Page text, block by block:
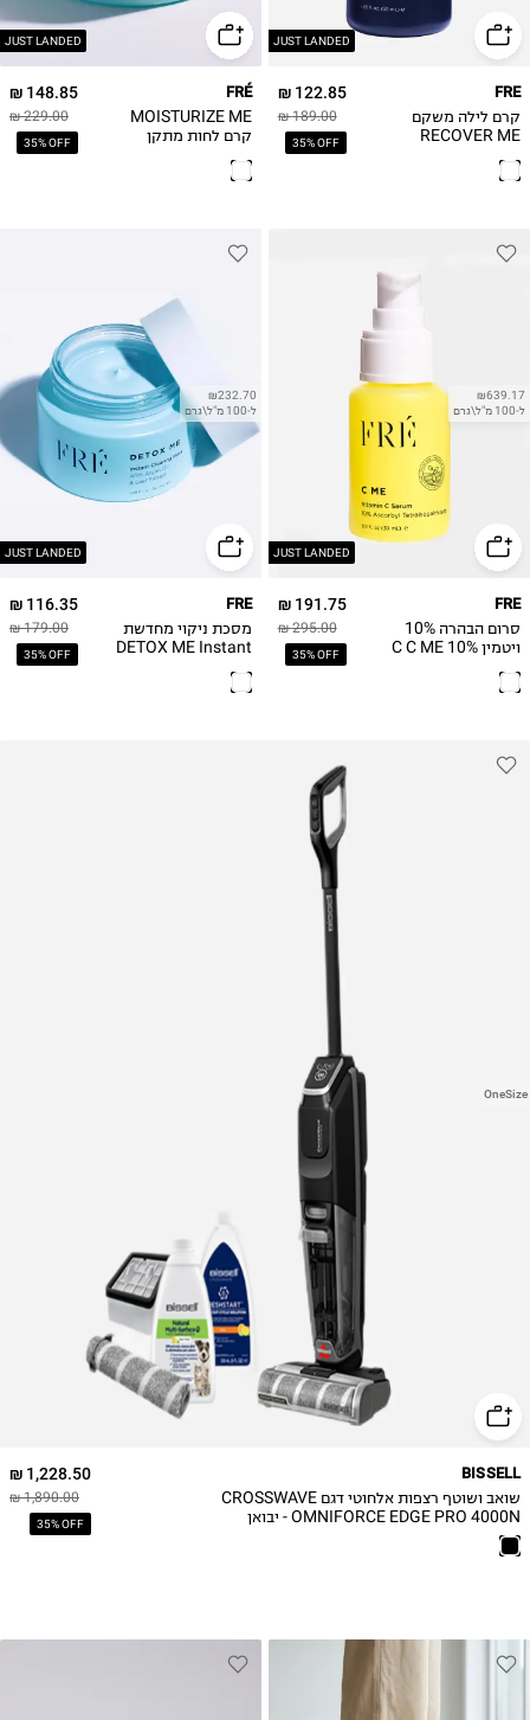
JUST LANDED
122.85 ₪
189.00 ₪
35% OFF
FRE
קרם לילה משקם
RECOVER ME
Cream
JUST LANDED
148.85 ₪
229.00 ₪
35% OFF
FRÉ
MOISTURIZE ME
קרם לחות מתקן
JUST LANDED
₪639.17
ל-100 מ"ל\גרם
191.75 ₪
295.00 ₪
35% OFF
FRE
סרום הבהרה 10%
ויטמין C C ME 10%
JUST LANDED
₪232.70
ל-100 מ"ל\גרם
116.35 ₪
179.00 ₪
35% OFF
FRE
מסכת ניקוי מחדשת
DETOX ME Instant
OneSize
1,228.50 ₪
1,890.00 ₪
35% OFF
BISSELL
שואב ושוטף רצפות אלחוטי דגם CROSSWAVE
OMNIFORCE EDGE PRO 4000N - יבואן
רשמי